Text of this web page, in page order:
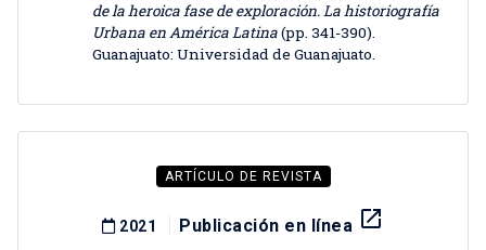
de la heroica fase de exploración. La historiografía
Urbana en América Latina(pp. 341-390).
Guanajuato: Universidad de Guanajuato.
ARTÍCULO DE REVISTA
2021 Publicación en línea launch